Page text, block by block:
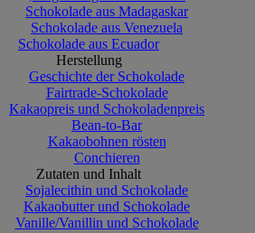
Schokolade aus Madagaskar
Schokolade aus Venezuela
Schokolade aus Ecuador
Herstellung
Geschichte der Schokolade
Fairtrade-Schokolade
Kakaopreis und Schokoladenpreis
Bean-to-Bar
Kakaobohnen rösten
Conchieren
Zutaten und Inhalt
Sojalecithin und Schokolade
Kakaobutter und Schokolade
Vanille/Vanillin und Schokolade